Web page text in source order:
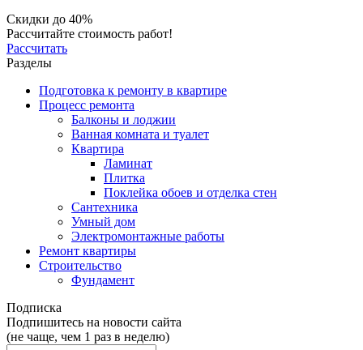
Скидки до 40%
Рассчитайте стоимость работ!
Рассчитать
Разделы
Подготовка к ремонту в квартире
Процесс ремонта
Балконы и лоджии
Ванная комната и туалет
Квартира
Ламинат
Плитка
Поклейка обоев и отделка стен
Сантехника
Умный дом
Электромонтажные работы
Ремонт квартиры
Строительство
Фундамент
Подписка
Подпишитесь на новости сайта
(не чаще, чем 1 раз в неделю)